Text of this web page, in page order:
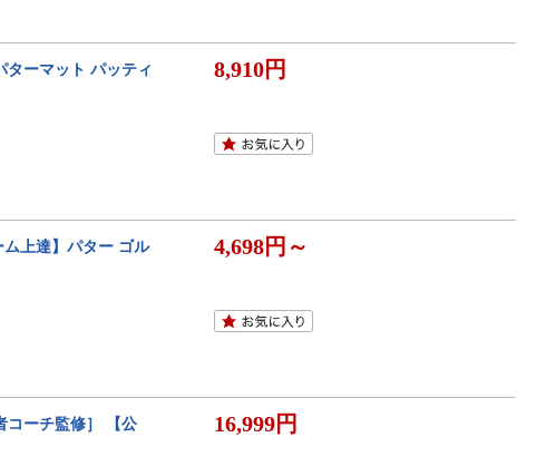
ターマット パッティ
8,910円
上達】パター ゴル
4,698円～
コーチ監修］ 【公
16,999円